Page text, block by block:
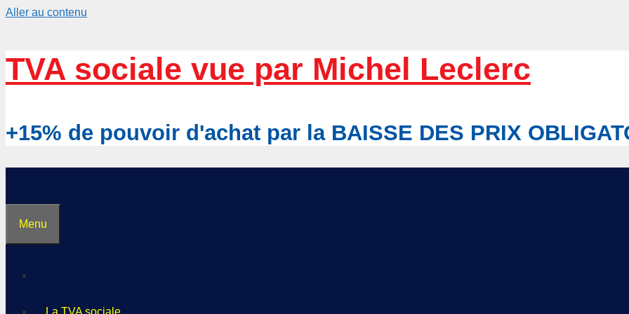
Aller au contenu
TVA sociale vue par Michel Leclerc
+15% de pouvoir d'achat par la BAISSE DES PRIX
Menu
La TVA sociale